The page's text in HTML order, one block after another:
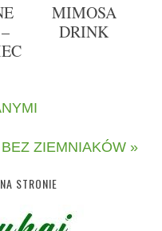
MIMOSA
DRINK
ZIEMNIAKÓW »
STRONIE